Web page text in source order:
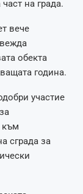
на града.
вече
обекта
година.
участие
към
сграда за